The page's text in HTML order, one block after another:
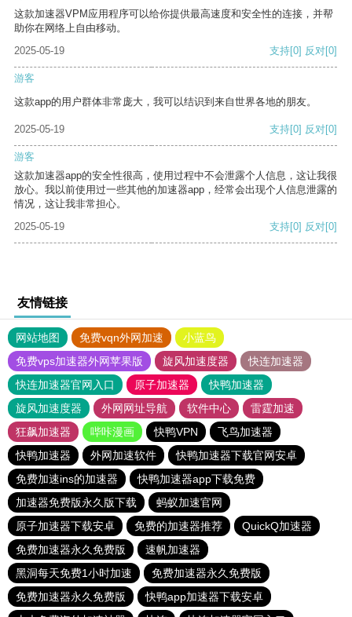
这款加速器VPM应用程序可以给你提供最高速度和安全性的连接，并帮
助你在网络上自由移动。
2025-05-19
支持[0] 反对[0]
游客
这款app的用户群体非常庞大，我可以结识到来自世界各地的朋友。
2025-05-19 支持[0] 反对[0]
游客
这款加速器app的安全性很高，使用过程中不会泄露个人信息，这让我很
放心。我以前使用过一些其他的加速器app，经常会出现个人信息泄露的
情况，这让我非常担心。
2025-05-19
支持[0] 反对[0]
友情链接
网站地图 免费vqn外网加速
小蓝鸟
免费vps加速器外网苹果版
旋风加速度器
快连加速器
快连加速器官网入口
原子加速器
快鸭加速器
旋风加速度器
外网网址导航 软件中心
雷霆加速
狂飙加速器
哔咔漫画 快鸭VPN
飞鸟加速器
快鸭加速器
外网加速软件
快鸭加速器下载官网安卓
免费加速ins的加速器
快鸭加速器app下载免费
加速器免费版永久版下载
蚂蚁加速官网
原子加速器下载安卓
免费的加速器推荐
QuickQ加速器
免费加速器永久免费版
速帆加速器
黑洞每天免费1小时加速
免费加速器永久免费版
免费加速器永久免费版
快鸭app加速器下载安卓